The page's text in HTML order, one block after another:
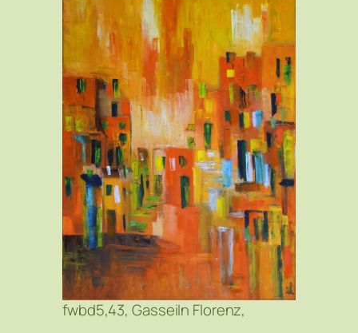
fwbd5,43, GasseiIn Florenz,